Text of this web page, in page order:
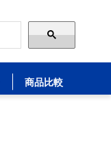
商品比較